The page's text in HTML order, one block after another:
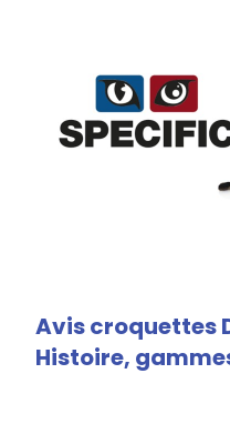
Avis croquettes
Histoire,